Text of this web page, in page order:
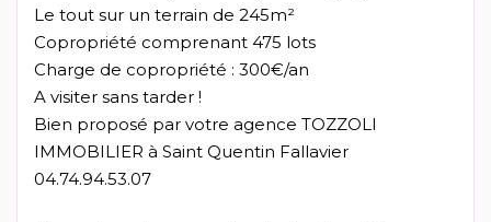
Le tout sur un terrain de 245m²
Copropriété comprenant 475 lots
Charge de copropriété : 300€/an
A visiter sans tarder !
Bien proposé par votre agence TOZZOLI
IMMOBILIER à Saint Quentin Fallavier
04.74.94.53.07